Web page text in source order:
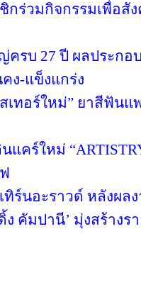
ร่วมกิจกรรมเพื่อสังค
ครบ 27 ปี ผลประก
ง-แข็งแกร่ง
เทอร์ใหม่” ยาสีฟัน
แคร์ใหม่
ทิร์นอะราวด์ หลังผ
คัมปานี’ มุ่งสร้างร